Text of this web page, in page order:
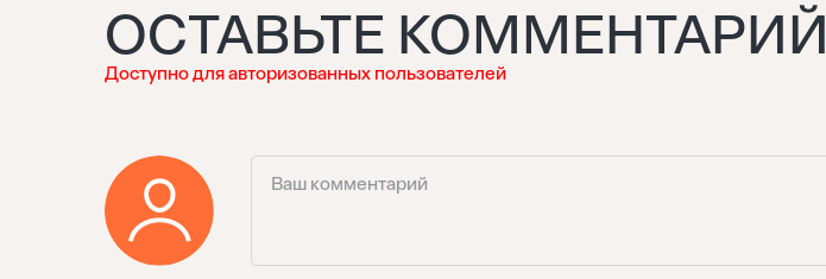
ОСТАВЬТЕ КОММЕНТАРИЙ
Доступно для авторизованных пользователей